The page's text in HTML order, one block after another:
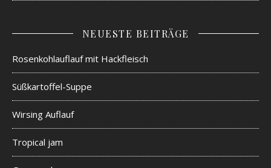
NEUESTE BEITRÄGE
Rosenkohlauflauf mit Hackfleisch
Süßkartoffel-Suppe
Wirsing Auflauf
Tropical jam